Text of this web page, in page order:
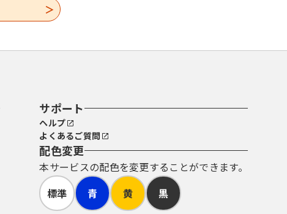
サポート
ヘルプ
よくあるご質問
配色変更
本サービスの配色を変更することができます。
標準
青 黄 黒